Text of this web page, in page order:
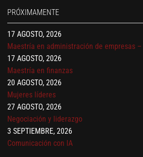
PRÓXIMAMENTE
Gerencia de empresas familiares
17 AGOSTO, 2026
Maestría en administración de empresas –
17 AGOSTO, 2026
Maestría en finanzas
20 AGOSTO, 2026
Mujeres líderes
27 AGOSTO, 2026
Negociación y liderazgo
3 SEPTIEMBRE, 2026
Comunicación con IA